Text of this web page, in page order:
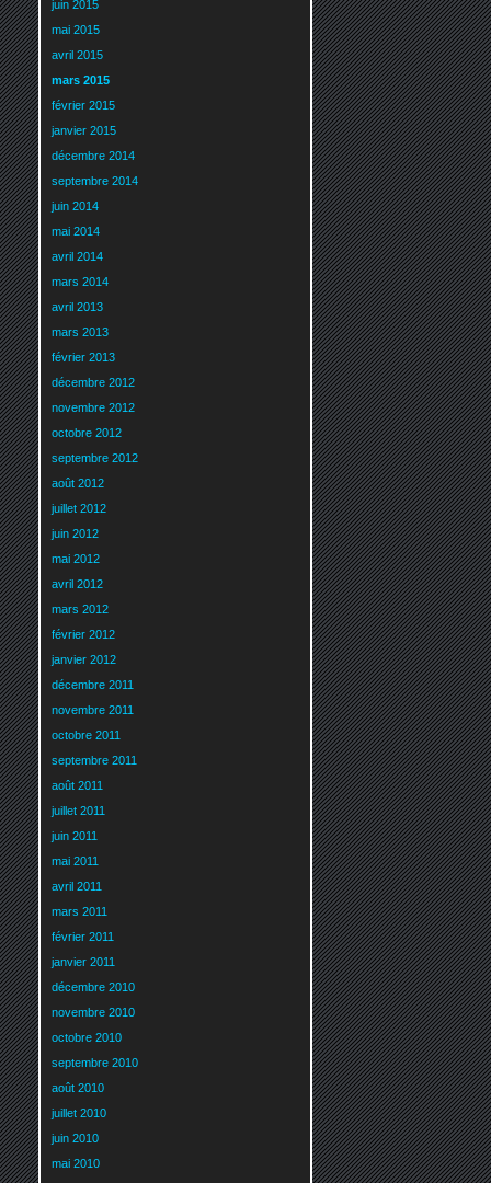
juin 2015
mai 2015
avril 2015
mars 2015
février 2015
janvier 2015
décembre 2014
septembre 2014
juin 2014
mai 2014
avril 2014
mars 2014
avril 2013
mars 2013
février 2013
décembre 2012
novembre 2012
octobre 2012
septembre 2012
août 2012
juillet 2012
juin 2012
mai 2012
avril 2012
mars 2012
février 2012
janvier 2012
décembre 2011
novembre 2011
octobre 2011
septembre 2011
août 2011
juillet 2011
juin 2011
mai 2011
avril 2011
mars 2011
février 2011
janvier 2011
décembre 2010
novembre 2010
octobre 2010
septembre 2010
août 2010
juillet 2010
juin 2010
mai 2010